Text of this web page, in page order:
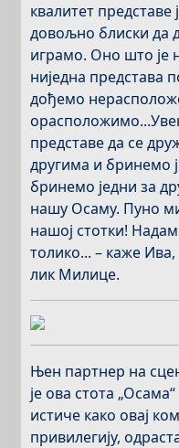
квалитет
довољно блиски да
играмо. Оно што је
ниједна представа
дођемо
представе да се
другима и бринемо
бринемо једни за
нашу Осаму. Пуно
нашој стотки!
толико... – каже
лик Милице.
Њен партнер на
је ова стота
истиче како овај
привилегију,